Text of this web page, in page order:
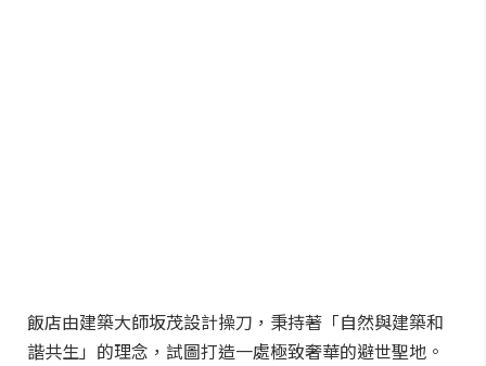
飯店由建築大師坂茂設計操刀，秉持著「自然與建築和
諧共生」的理念，試圖打造一處極致奢華的避世聖地。